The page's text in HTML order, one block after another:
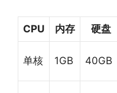
CPU 内存 硬盘
单核 1GB 40GB